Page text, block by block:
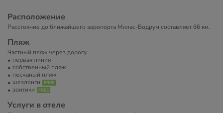
Расположение
Расстояние до ближайшего аэропорта Милас-Бодрум составляет 66 км.
Пляж
Частный пляж через дорогу.
первая линия
собственный пляж
песчаный пляж
шезлонги
зонтики
Услуги в отеле